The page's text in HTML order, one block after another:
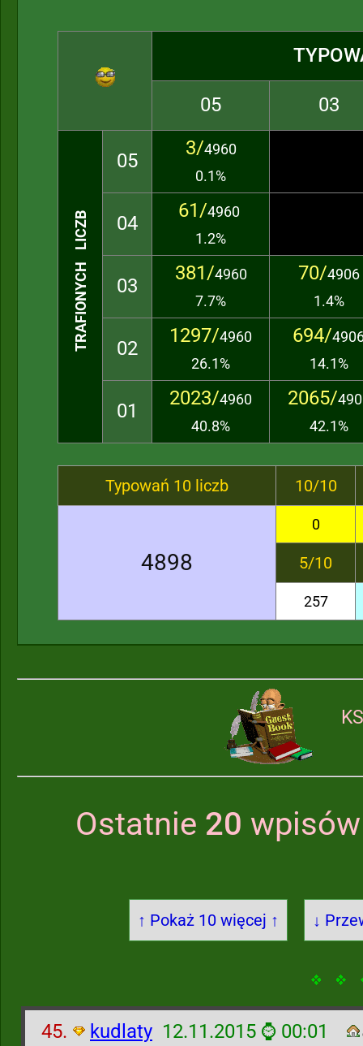
05 03
TRAFIONYCH LICZB
05
3/4960
0.1%
04
61/4960
1.2%
03
381/4960
7.7%
70/4906
1.4%
02
1297/4960
26.1%
694/
14.1%
01
2023/4960
40.8%
2065/
42.1%
Typowań 10 liczb 10/10
4898
0
5/10
257
Ostatnie 20
↑ Pokaż 10 więcej ↑ ↓
45. kudlaty 12.11.2015 ⌚ 00:01